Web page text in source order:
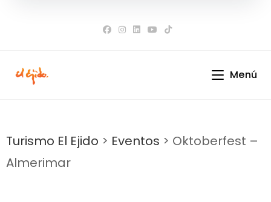
Menú
Turismo El Ejido > Eventos > Oktoberfest –
Almerimar